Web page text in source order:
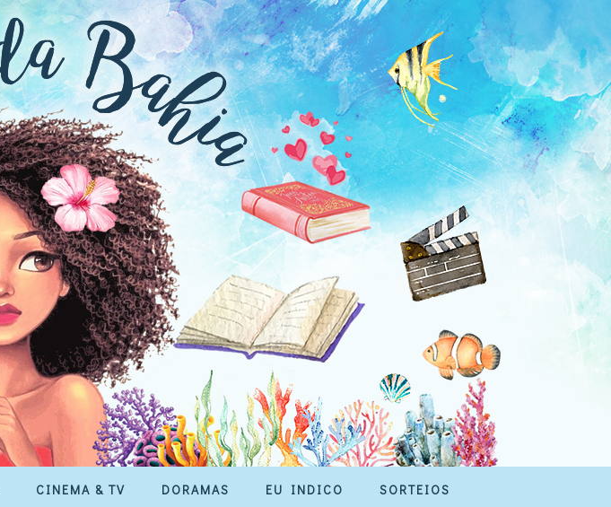
CINEMA & TV DORAMAS EU INDICO SORTEIOS